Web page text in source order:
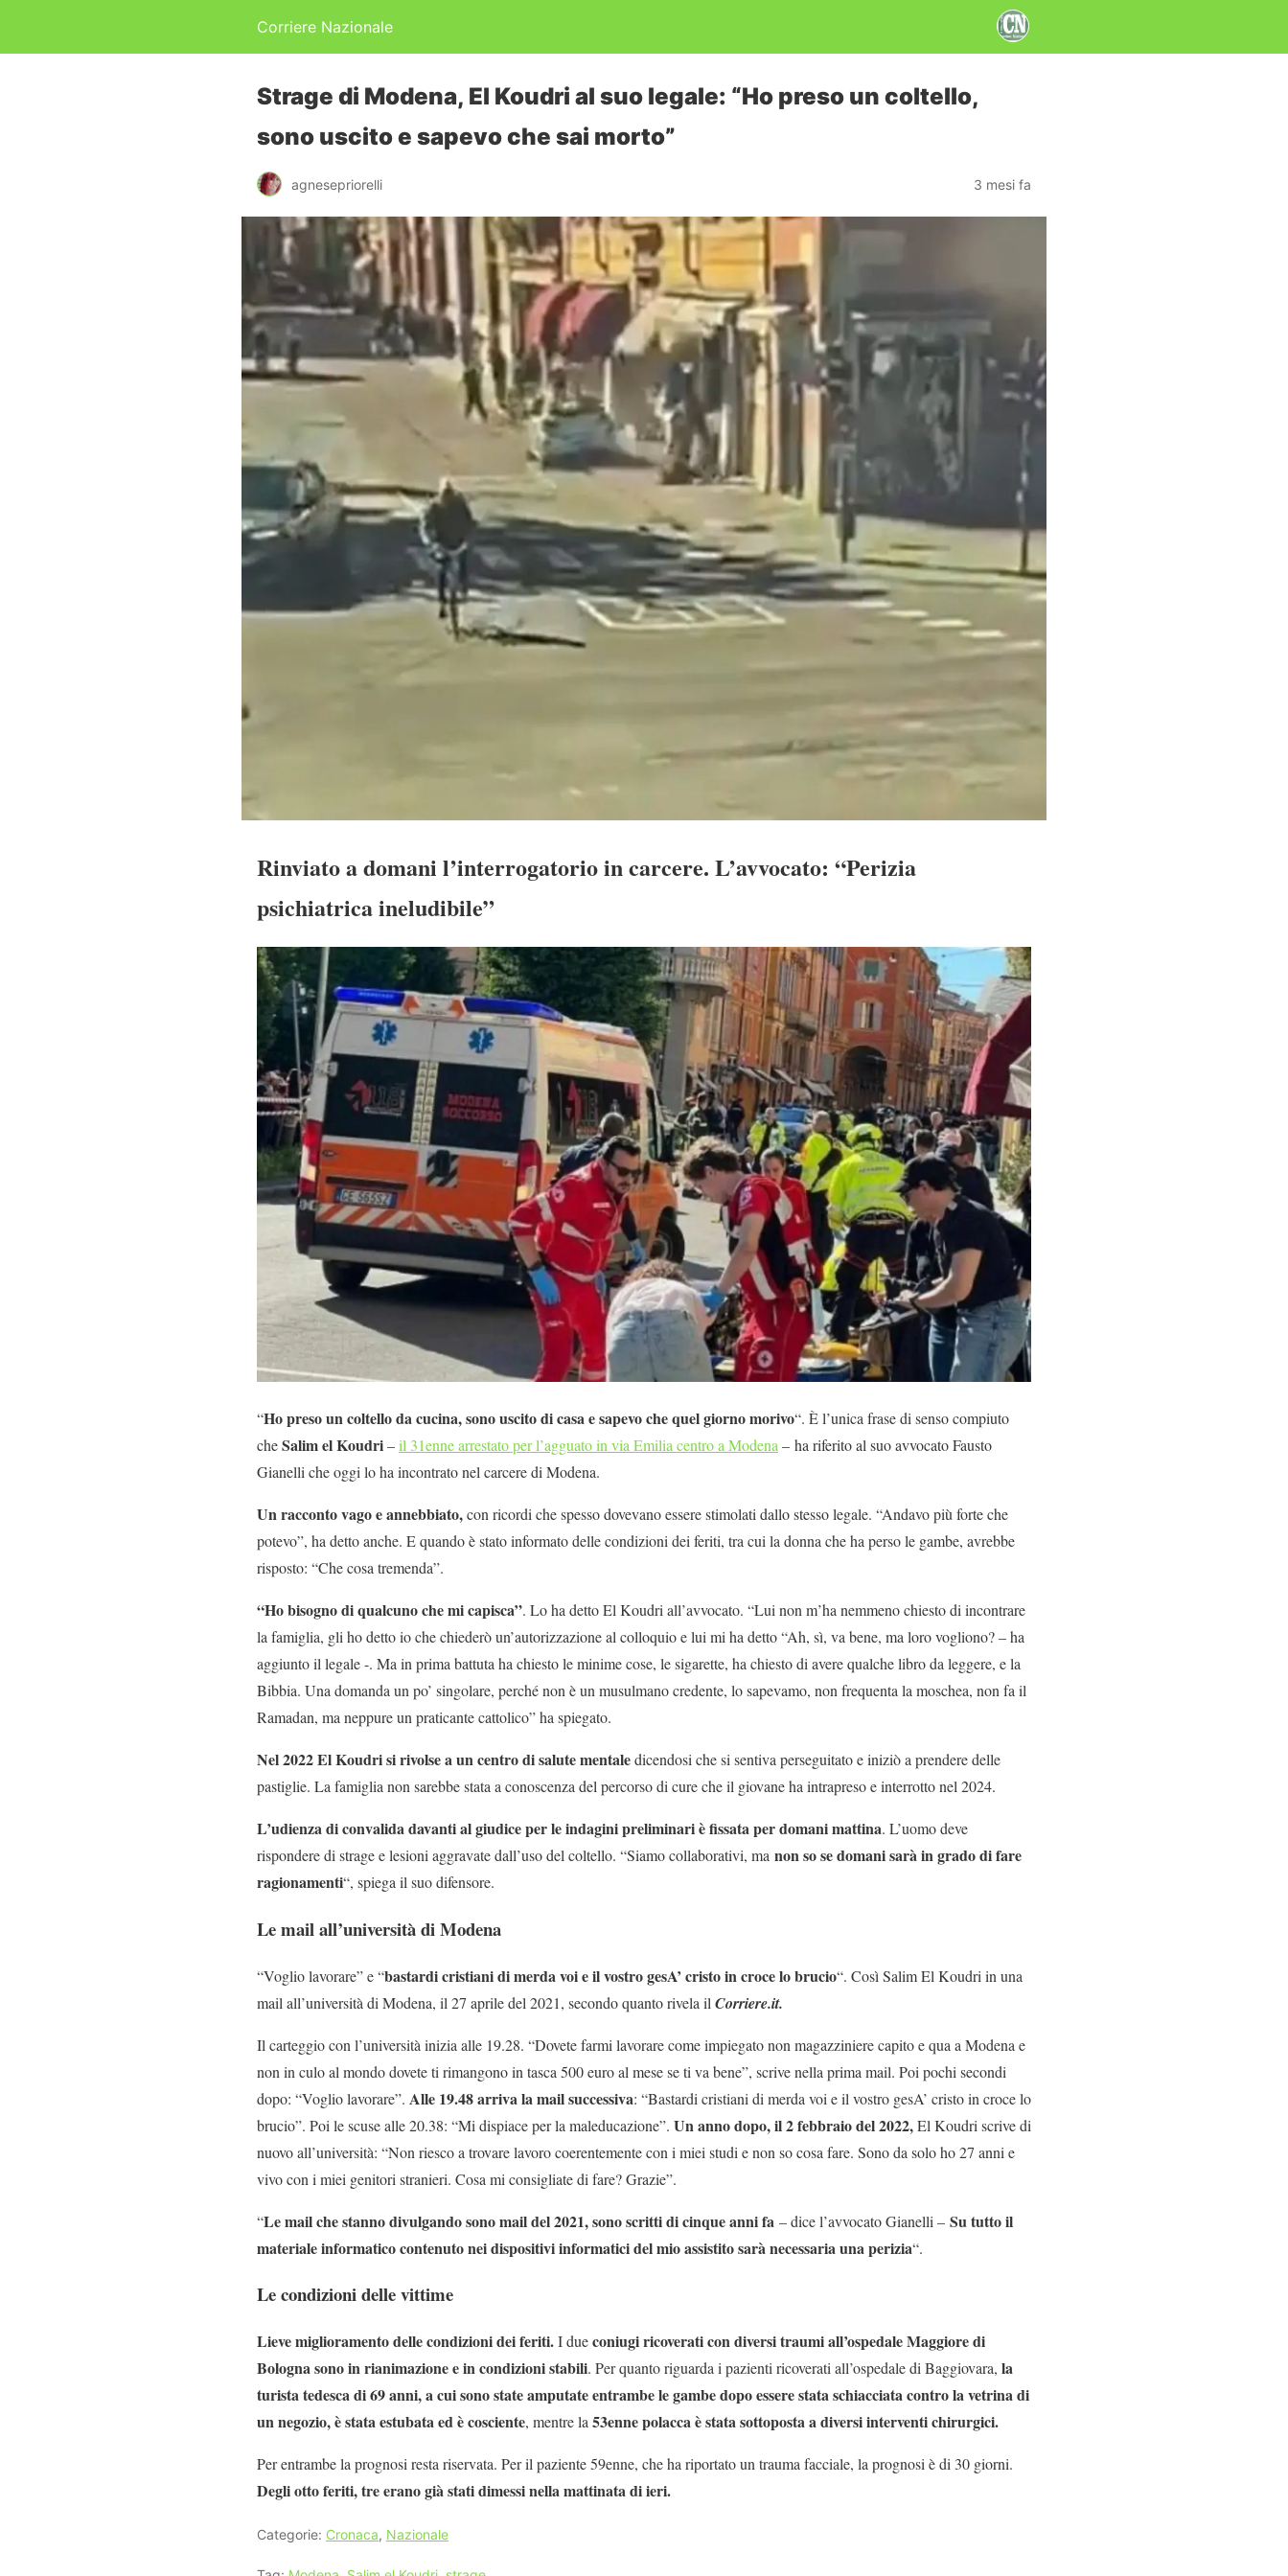
Corriere Nazionale
Strage di Modena, El Koudri al suo legale: “Ho preso un coltello,
sono uscito e sapevo che sai morto”
agnesepriorelli 3 mesi fa
Rinviato a domani l’interrogatorio in carcere. L’avvocato: “Perizia
psichiatrica ineludibile”
“Ho preso un coltello da cucina, sono uscito di casa e sapevo che quel giorno morivo“. È l’unica frase di senso compiuto
cheSalim el Koudri–il 31enne arrestato per l’agguato in via Emilia centro a Modena– ha riferito al suo avvocato Fausto
Gianelli che oggi lo ha incontrato nel carcere di Modena.
Un racconto vago e annebbiato,con ricordi che spesso dovevano essere stimolati dallo stesso legale. “Andavo più forte che
potevo”, ha detto anche. E quando è stato informato delle condizioni dei feriti, tra cui la donna che ha perso le gambe, avrebbe
risposto: “Che cosa tremenda”.
“Ho bisogno di qualcuno che mi capisca”. Lo ha detto El Koudri all’avvocato. “Lui non m’ha nemmeno chiesto di incontrare
la famiglia, gli ho detto io che chiederò un’autorizzazione al colloquio e lui mi ha detto “Ah, sì, va bene, ma loro vogliono? – ha
aggiunto il legale -. Ma in prima battuta ha chiesto le minime cose, le sigarette, ha chiesto di avere qualche libro da leggere, e la
Bibbia. Una domanda un po’ singolare, perché non è un musulmano credente, lo sapevamo, non frequenta la moschea, non fa il
Ramadan, ma neppure un praticante cattolico” ha spiegato.
Nel 2022 El Koudri si rivolse a un centro di salute mentaledicendosi che si sentiva perseguitato e iniziò a prendere delle
pastiglie. La famiglia non sarebbe stata a conoscenza del percorso di cure che il giovane ha intrapreso e interrotto nel 2024.
L’udienza di convalida davanti al giudice per le indagini preliminari è fissata per domani mattina. L’uomo deve
rispondere di strage e lesioni aggravate dall’uso del coltello. “Siamo collaborativi, ma non so se domani sarà in grado di fare
ragionamenti“, spiega il suo difensore.
Le mail all’università di Modena
“Voglio lavorare” e “bastardi cristiani di merda voi e il vostro gesA’ cristo in croce lo brucio“. Così Salim El Koudri in una
mail all’università di Modena, il 27 aprile del 2021, secondo quanto rivela il Corriere.it.
Il carteggio con l’università inizia alle 19.28. “Dovete farmi lavorare come impiegato non magazziniere capito e qua a Modena e
non in culo al mondo dovete ti rimangono in tasca 500 euro al mese se ti va bene”, scrive nella prima mail. Poi pochi secondi
dopo: “Voglio lavorare”. Alle 19.48 arriva la mail successiva: “Bastardi cristiani di merda voi e il vostro gesA’ cristo in croce lo
brucio”. Poi le scuse alle 20.38: “Mi dispiace per la maleducazione”. Un anno dopo, il 2 febbraio del 2022,El Koudri scrive di
nuovo all’università: “Non riesco a trovare lavoro coerentemente con i miei studi e non so cosa fare. Sono da solo ho 27 anni e
vivo con i miei genitori stranieri. Cosa mi consigliate di fare? Grazie”.
“Le mail che stanno divulgando sono mail del 2021, sono scritti di cinque anni fa – dice l’avvocato Gianelli – Su tutto il
materiale informatico contenuto nei dispositivi informatici del mio assistito sarà necessaria una perizia“.
Le condizioni delle vittime
Lieve miglioramento delle condizioni dei feriti.I dueconiugi ricoverati con diversi traumi all’ospedale Maggiore di
Bologna sono in rianimazione e in condizioni stabili. Per quanto riguarda i pazienti ricoverati all’ospedale di Baggiovara, la
turista tedesca di 69 anni, a cui sono state amputate entrambe le gambe dopo essere stata schiacciata contro la vetrina di
un negozio, è stata estubata ed è cosciente, mentre la 53enne polacca è stata sottoposta a diversi interventi chirurgici.
Per entrambe la prognosi resta riservata. Per il paziente 59enne, che ha riportato un trauma facciale, la prognosi è di 30 giorni.
Degli otto feriti, tre erano già stati dimessi nella mattinata di ieri.
Categorie: Cronaca, Nazionale